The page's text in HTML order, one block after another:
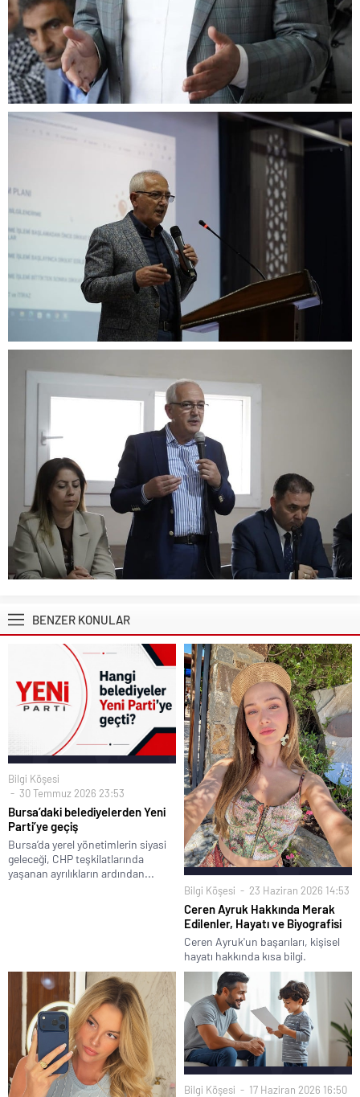
BENZER KONULAR
Bilgi Köşesi
30 Temmuz 2026 23:53
Bursa’daki belediyelerden Yeni
Parti’ye geçiş
Bursa’da yerel yönetimlerin siyasi
geleceği, CHP teşkilatlarında
yaşanan ayrılıkların ardından...
Bilgi Köşesi 23 Haziran 2026 14:53
Ceren Ayruk Hakkında Merak
Edilenler, Hayatı ve Biyografisi
Ceren Ayruk'un başarıları, kişisel
hayatı hakkında kısa bilgi.
Bilgi Köşesi 17 Haziran 2026 16:50